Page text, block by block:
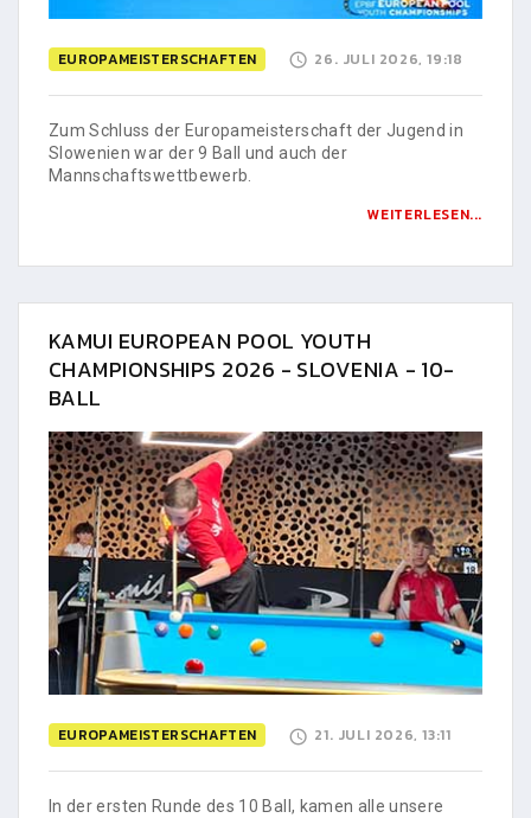
EUROPAMEISTERSCHAFTEN 26. JULI 2026, 19:18
Zum Schluss der Europameisterschaft der Jugend in
Slowenien war der 9 Ball und auch der
Mannschaftswettbewerb.
WEITERLESEN...
KAMUI EUROPEAN POOL YOUTH
CHAMPIONSHIPS 2026 - SLOVENIA - 10-
BALL
EUROPAMEISTERSCHAFTEN 21. JULI 2026, 13:11
In der ersten Runde des 10 Ball, kamen alle unsere